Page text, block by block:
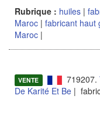
Rubrique : huiles |
Maroc | fabricant haut
Maroc |
VENTE 719207.
De Karité Et Be |